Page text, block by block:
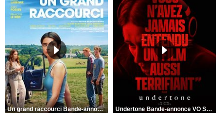
Un grand raccourci Bande-annonce VF Undertone Bande-annonce VO STFR